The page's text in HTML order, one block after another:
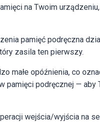
na Twoim
pamięć podręczna
zasila ten pierwszy.
małe opóźnienia, co
pamięci podręcznej — aby
wejścia/wyjścia na